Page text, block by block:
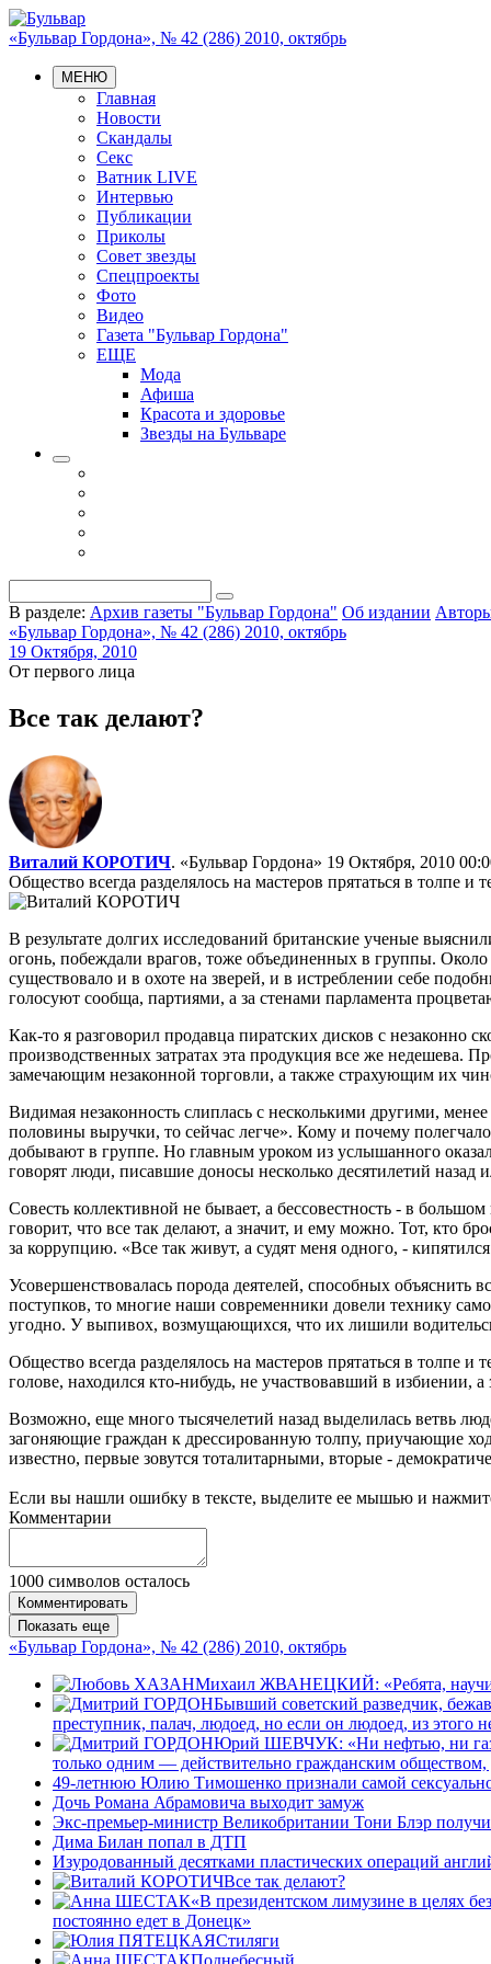
«Бульвар Гордона», № 42 (286) 2010, октябрь
МЕНЮ
Главная
Новости
Скандалы
Секс
Ватник LIVE
Интервью
Публикации
Приколы
Совет звезды
Спецпроекты
Фото
Видео
Газета "Бульвар Гордона"
ЕЩЕ
Мода
Афиша
Красота и здоровье
Звезды на Бульваре
В разделе: Архив газеты "Бульвар Гордона" Об издании
«Бульвар Гордона», № 42 (286) 2010, октябрь
19 Октября, 2010
От первого лица
Все так делают?
Виталий КОРОТИЧ. «Бульвар Гордона» 19 Октября, 2010
Общество всегда разделялось на мастеров прятаться в толпе и
В результате долгих исследований британские ученые
огонь, побеждали врагов, тоже объединенных в группы.
существовало и в охоте на зверей, и в истреблении себе
голосуют сообща, партиями, а за стенами парламента
Как-то я разговорил продавца пиратских дисков с
производственных затратах эта продукция все же недешева.
замечающим незаконной торговли, а также страхующим их
Видимая незаконность слиплась с несколькими другими,
половины выручки, то сейчас легче». Кому и почему
добывают в группе. Но главным уроком из услышанного
говорят люди, писавшие доносы несколько десятилетий назад
Совесть коллективной не бывает, а бессовестность - в
говорит, что все так делают, а значит, и ему можно. Тот, кто
за коррупцию. «Все так живут, а судят меня одного, -
Усовершенствовалась порода деятелей, способных
поступков, то многие наши современники довели технику
угодно. У выпивох, возмущающихся, что их лишили
Общество всегда разделялось на мастеров прятаться в толпе
голове, находился кто-нибудь, не участвовавший в избиении,
Возможно, еще много тысячелетий назад выделилась ветвь
загоняющие граждан к дрессированную толпу, приучающие
известно, первые зовутся тоталитарными, вторые -
Если вы нашли ошибку в тексте, выделите ее мышью и
Комментарии
1000 символов осталось
Комментировать
Показать еще
«Бульвар Гордона», № 42 (286) 2010, октябрь
Михаил ЖВАНЕЦКИЙ: «Ребята,
Бывший советский разведчик,
преступник, палач, людоед, но если он людоед, из этого
Юрий ШЕВЧУК: «Ни нефтью, ни
только одним — действительно гражданским
49-летнюю Юлию Тимошенко признали самой
Дочь Романа Абрамовича выходит замуж
Экс-премьер-министр Великобритании Тони Блэр
Дима Билан попал в ДТП
Изуродованный десятками пластических операций
Все так делают?
«В президентском лимузине в целях
постоянно едет в Донецк»
Стиляги
Поднебесный